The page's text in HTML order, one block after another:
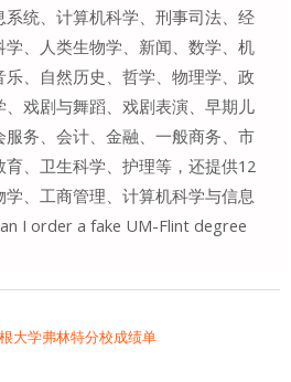
统、计算机科学、刑事司法、经
、人类生物学、新闻、数学、机
、自然历史、哲学、物理学、政
戏剧与舞蹈、戏剧表演、早期儿
务、会计、金融、一般商务、市
、卫生科学、护理等，还提供12
、工商管理、计算机科学与信息
I order a fake UM-Flint degree
大学弗林特分校成绩单